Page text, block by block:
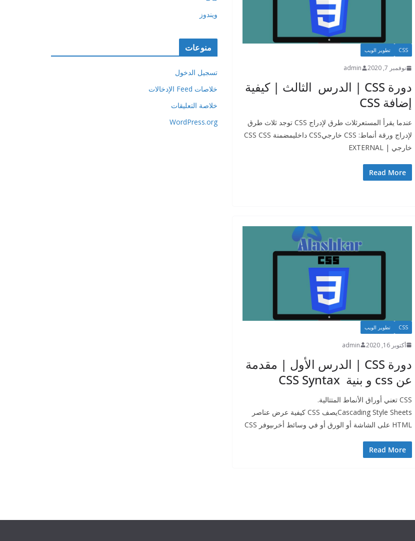
CSS تطوير الويب
نوفمبر 7, 2020 admin
دورة CSS | الدرس الثالث | كيفية
إضافة CSS
عندما يقرأ المستعرثلاث طرق لإدراج CSS توجد ثلاث طرق
لإدراج ورقة أنماط: CSS خارجيCSS داخليمضمنة CSS CSS
خارجي | EXTERNAL
Read More
CSS تطوير الويب
أكتوبر 16, 2020 admin
دورة CSS | الدرس الأول | مقدمة
عن css و بنية CSS Syntax
CSS تعني أوراق الأنماط المتتالية.
Cascading Style Sheetsيصف CSS كيفية عرض عناصر
HTML على الشاشة أو الورق أو في وسائط أخرىيوفر CSS
Read More
ويندوز
منوعات
تسجيل الدخول
خلاصات Feed الإدخالات
خلاصة التعليقات
WordPress.org